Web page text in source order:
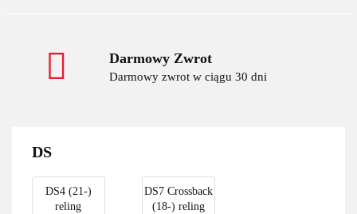
Darmowy Zwrot
Darmowy zwrot w ciągu 30 dni
DS
DS4 (21-)
reling
DS7 Crossback
(18-) reling